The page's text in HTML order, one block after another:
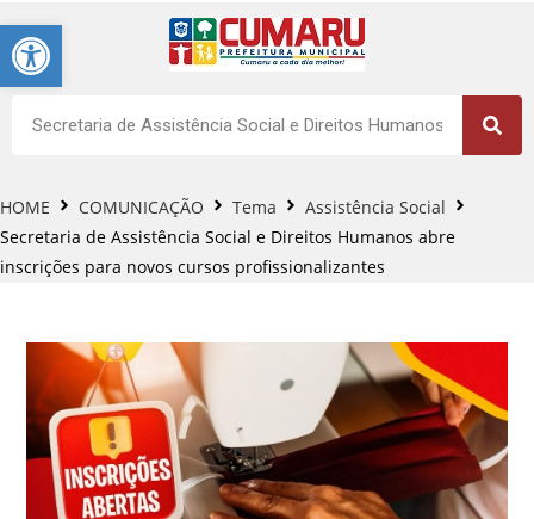
Barra de Ferramentas Aberta
HOME COMUNICAÇÃO Tema
Assistência Social
Secretaria de Assistência Social e Direitos Humanos abre
inscrições para novos cursos profissionalizantes